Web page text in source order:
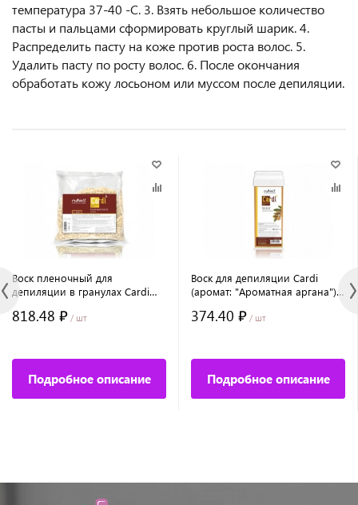
температура 37-40 -C. 3. Взять небольшое количество
пасты и пальцами сформировать круглый шарик. 4.
Распределить пасту на коже против роста волос. 5.
Удалить пасту по росту волос. 6. После окончания
обработать кожу лосьоном или муссом после депиляции.
Воск пленочный для
депиляции в гранулах Cardi
818.48 ₽ / шт
Подробное описание
Воск для депиляции Cardi
(аромат: "Ароматная аргана"),
374.40 ₽ / шт
Подробное описание